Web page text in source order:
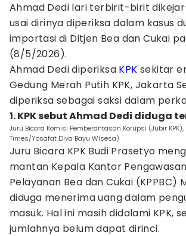
Ahmad Dedi lari terbirit-birit
usai dirinya diperiksa dalam kasus
importasi di Ditjen Bea dan Cukai
(8/5/2026).
Ahmad Dedi diperiksa KPK sekitar
Gedung Merah Putih KPK, Jakarta
diperiksa sebagai saksi dalam
1. KPK sebut Ahmad Dedi diduga
Juru Bicara Komisi Pemberantasan Korupsi (Jubir KPK),
Times/Yosafat Diva Bayu Wisesa)
Juru Bicara KPK Budi Prasetyo
mantan Kepala Kantor
Pelayanan Bea dan Cukai (KPPBC)
diduga menerima uang dalam
masuk. Hal ini masih didalami KPK,
jumlahnya belum dapat dirinci.